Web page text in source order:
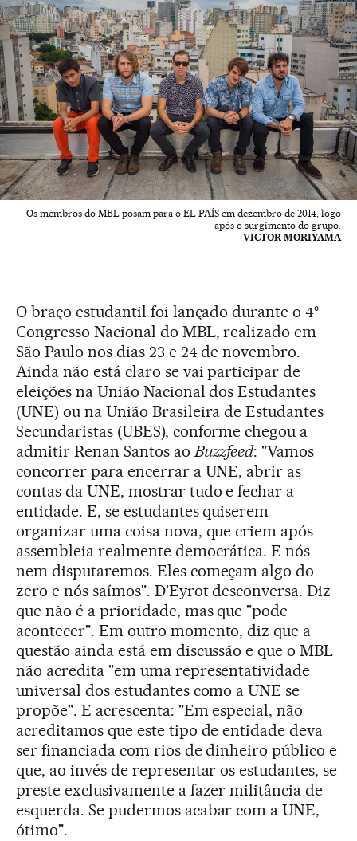
Os membros do MBL posam para o EL PAÍS em dezembro de 2014, logo
após o surgimento do grupo.
VICTOR MORIYAMA
O braço estudantil foi lançado durante o 4º
Congresso Nacional do MBL, realizado em
São Paulo nos dias 23 e 24 de novembro.
Ainda não está claro se vai participar de
eleições na União Nacional dos Estudantes
(UNE) ou na União Brasileira de Estudantes
Secundaristas (UBES), conforme chegou a
admitir Renan Santos aoBuzzfeed: "Vamos
concorrer para encerrar a UNE, abrir as
contas da UNE, mostrar tudo e fechar a
entidade. E, se estudantes quiserem
organizar uma coisa nova, que criem após
assembleia realmente democrática. E nós
nem disputaremos. Eles começam algo do
zero e nós saímos". D'Eyrot desconversa. Diz
que não é a prioridade, mas que "pode
acontecer". Em outro momento, diz que a
questão ainda está em discussão e que o MBL
não acredita "em uma representatividade
universal dos estudantes como a UNE se
propõe". E acrescenta: "Em especial, não
acreditamos que este tipo de entidade deva
ser financiada com rios de dinheiro público e
que, ao invés de representar os estudantes, se
preste exclusivamente a fazer militância de
esquerda. Se pudermos acabar com a UNE,
ótimo".